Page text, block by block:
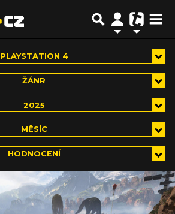
PLAYSTATION 4
ŽÁNR
2025
MĚSÍC
HODNOCENÍ